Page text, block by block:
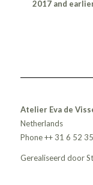
2017 and
Atelier Eva de
Netherlands
Phone ++ 31 6 52
Gerealiseerd door